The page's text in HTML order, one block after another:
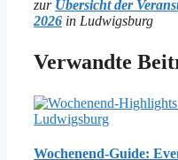
zur Übersicht der
2026 in Ludwigsburg
Verwandte
Wochenend-Guide: